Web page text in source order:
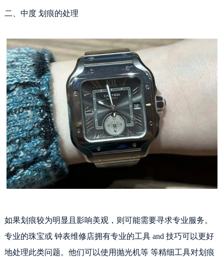
二、中度 划痕的处理
如果划痕较为明显且影响美观，则可能需要寻求专业服务。
专业的珠宝或 钟表维修店拥有专业的工具 and 技巧可以更好
地处理此类问题。他们可以使用抛光机等 等精细工具对划痕